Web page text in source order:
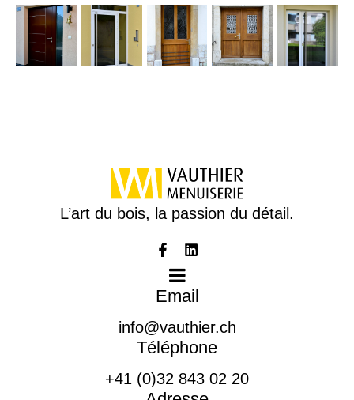
L’art du bois, la passion du détail.
Email
info@vauthier.ch
Téléphone
+41 (0)32 843 02 20